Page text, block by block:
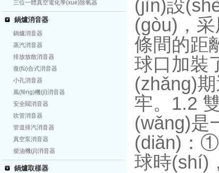
三位一體真空電化學(xué)除氧器
鍋爐消音器
鍋爐消音器
蒸汽消音器
排放放散消音器
復(fù)合式消音器
小孔消音器
風(fēng)機(jī)消音器
安全閥消音器
吹管消音器
管道排汽消音器
真空泵消音器
柴油機(jī)消音器
鍋爐取樣器
(jìn)設
(gòu)
條間的距離
球口加裝
(zhǎng)
牢。1.2
(wǎng)是
(diǎn)：①
球時